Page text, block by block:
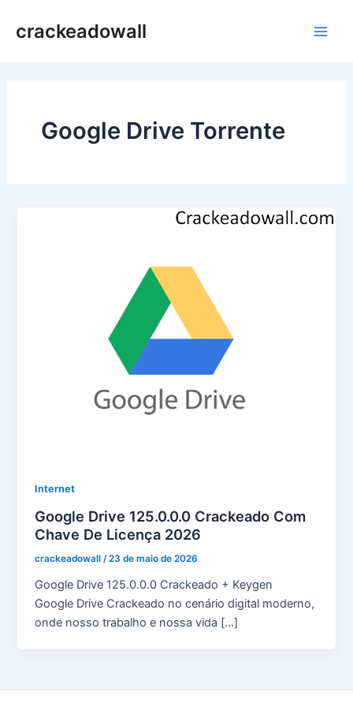
paracrackeadowall
Google Drive Torrente
Internet
Google Drive 125.0.0.0 Crackeado Com
Chave De Licença 2026
crackeadowall/23 de maio de 2026
Google Drive 125.0.0.0 Crackeado + Keygen
Google Drive Crackeado no cenário digital moderno,
onde nosso trabalho e nossa vida […]